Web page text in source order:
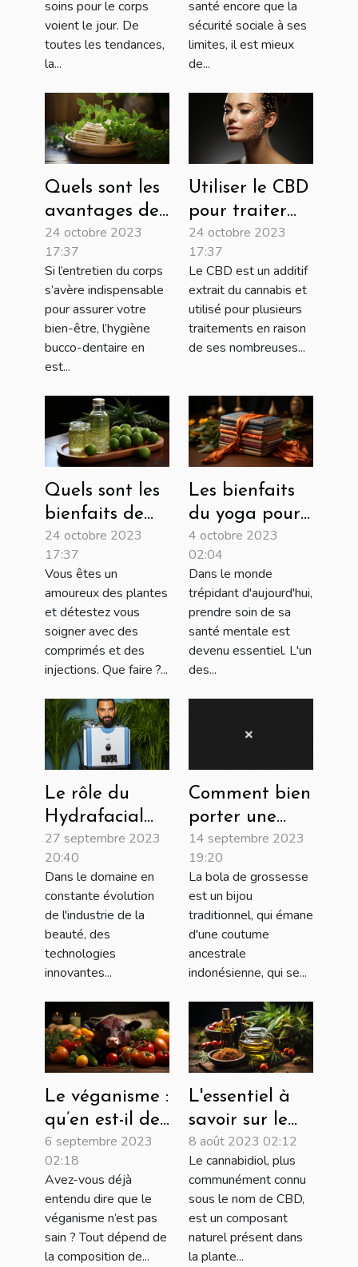
soins pour le corps
voient le jour. De
toutes les tendances,
la...
santé encore que la
sécurité sociale à ses
limites, il est mieux
de...
Quels sont les
avantages de
l’usage d’une
brosse à dents
en bambou ?
24 octobre 2023
17:37
Si l’entretien du corps
s’avère indispensable
pour assurer votre
bien-être, l’hygiène
bucco-dentaire en
est...
Utiliser le CBD
pour traiter
vos maladies
de la peau !
24 octobre 2023
17:37
Le CBD est un additif
extrait du cannabis et
utilisé pour plusieurs
traitements en raison
de ses nombreuses...
Quels sont les
bienfaits de
l’aloe vera ?
24 octobre 2023
17:37
Vous êtes un
amoureux des plantes
et détestez vous
soigner avec des
comprimés et des
injections. Que faire ?...
Les bienfaits
du yoga pour
la santé
mentale
4 octobre 2023
02:04
Dans le monde
trépidant d'aujourd'hui,
prendre soin de sa
santé mentale est
devenu essentiel. L'un
des...
Le rôle du
Hydrafacial
dans
l'industrie de
la beauté
27 septembre 2023
20:40
Dans le domaine en
constante évolution
de l'industrie de la
beauté, des
technologies
innovantes...
Comment bien
porter une
bola de
grossesse
14 septembre 2023
19:20
La bola de grossesse
est un bijou
traditionnel, qui émane
d'une coutume
ancestrale
indonésienne, qui se...
Le véganisme :
qu’en est-il de
ce mode de vie
?
6 septembre 2023
02:18
Avez-vous déjà
entendu dire que le
véganisme n’est pas
sain ? Tout dépend de
la composition de...
L'essentiel à
savoir sur le
CBD
8 août 2023 02:12
Le cannabidiol, plus
communément connu
sous le nom de CBD,
est un composant
naturel présent dans
la plante...